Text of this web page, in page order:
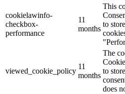
cookielawinfo-
checkbox-
performance
11
months
This
to
viewed_cookie_policy
11
months
The
to
does